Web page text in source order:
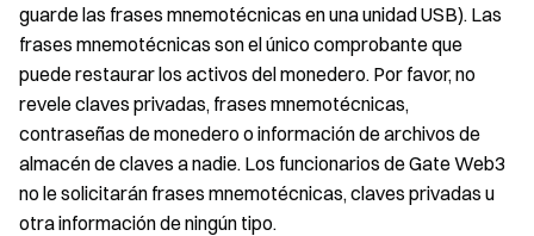
guarde las frases mnemotécnicas en una unidad USB). Las
frases mnemotécnicas son el único comprobante que
puede restaurar los activos del monedero. Por favor, no
revele claves privadas, frases mnemotécnicas,
contraseñas de monedero o información de archivos de
almacén de claves a nadie. Los funcionarios de Gate Web3
no le solicitarán frases mnemotécnicas, claves privadas u
otra información de ningún tipo.